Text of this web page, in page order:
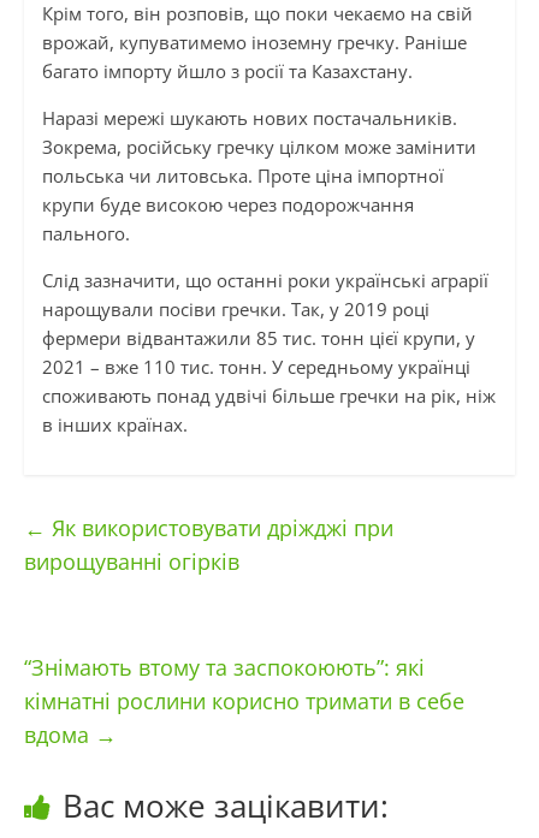
Крім того, він розповів, що поки чекаємо на свій
врожай, купуватимемо іноземну гречку. Раніше
багато імпорту йшло з росії та Казахстану.
Наразі мережі шукають нових постачальників.
Зокрема, російську гречку цілком може замінити
польська чи литовська. Проте ціна імпортної
крупи буде високою через подорожчання
пального.
Слід зазначити, що останні роки українські аграрії
нарощували посіви гречки. Так, у 2019 році
фермери відвантажили 85 тис. тонн цієї крупи, у
2021 – вже 110 тис. тонн. У середньому українці
споживають понад удвічі більше гречки на рік, ніж
в інших країнах.
← Як використовувати дріжджі при
вирощуванні огірків
“Знімають втому та заспокоюють”: які
кімнатні рослини корисно тримати в себе
вдома →
Вас може зацікавити: